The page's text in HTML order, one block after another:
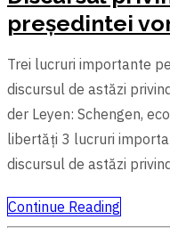
președintei
Trei lucruri importante
discursul de astăzi
der Leyen: Schengen,
libertăți 3 lucruri
discursul de astăzi
Continue Reading